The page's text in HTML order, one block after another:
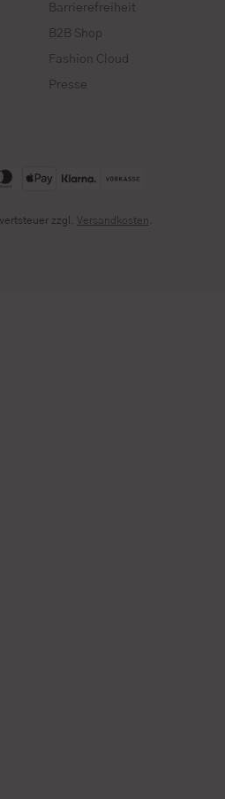
Barrierefreiheit
B2B Shop
Fashion Cloud
Presse
zzgl. Versandkosten